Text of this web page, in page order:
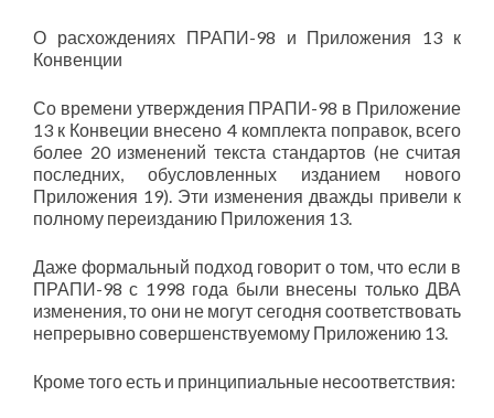
О расхождениях ПРАПИ-98 и Приложения 13 к
Конвенции
Со времени утверждения ПРАПИ-98 в Приложение
13 к Конвеции внесено 4 комплекта поправок, всего
более 20 изменений текста стандартов (не считая
последних, обусловленных изданием нового
Приложения 19). Эти изменения дважды привели к
полному переизданию Приложения 13.
Даже формальный подход говорит о том, что если в
ПРАПИ-98 с 1998 года были внесены только ДВА
изменения, то они не могут сегодня соответствовать
непрерывно совершенствуемому Приложению 13.
Кроме того есть и принципиальные несоответствия: